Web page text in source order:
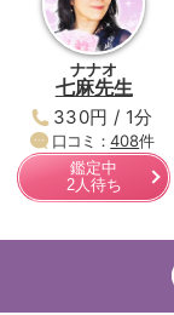
ナナオ
七麻先生
330円 / 1分
口コミ：408件
鑑定中
2人待ち